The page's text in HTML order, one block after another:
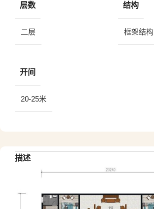
层数
二层
结构
框架结构
开间
20-25米
描述